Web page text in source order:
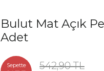
Bulut Mat Açık
Adet
Sepette 542,90 TL